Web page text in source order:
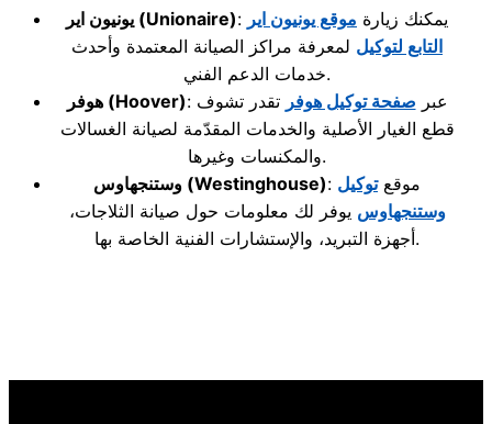
يونيون اير (Unionaire) : يمكنك زيارة موقع يونيون اير
التابع لتوكيل لمعرفة مراكز الصيانة المعتمدة وأحدث
خدمات الدعم الفني.
هوفر(Hoover) : عبر صفحة توكيل هوفر تقدر تشوف
قطع الغيار الأصلية والخدمات المقدّمة لصيانة الغسالات
والمكنسات وغيرها.
وستنجهاوس (Westinghouse) : موقعتوكيل
وستنجهاوس يوفر لك معلومات حول صيانة الثلاجات،
أجهزة التبريد، والإستشارات الفنية الخاصة بها.